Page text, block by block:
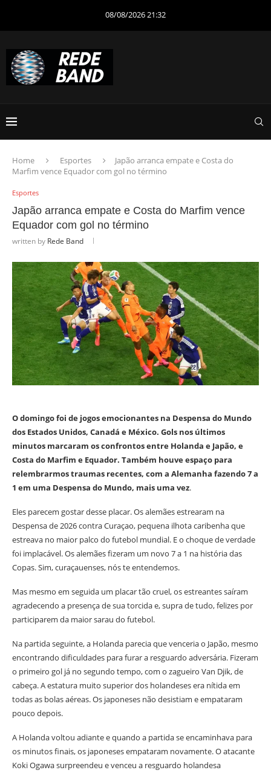
08/08/2026 21:32
Home Esportes
Japão arranca empate e Costa do
Marfim vence Equador com gol no término
Esportes
Japão arranca empate e Costa do Marfim vence
Equador com gol no término
written by Rede Band
O domingo foi de jogos emocionantes na Despensa do Mundo
dos Estados Unidos, Canadá e México. Gols nos últimos
minutos marcaram os confrontos entre Holanda e Japão, e
Costa do Marfim e Equador. Também houve espaço para
relembrarmos traumas recentes, com a Alemanha fazendo 7 a
1 em uma Despensa do Mundo, mais uma vez.
Eles parecem gostar desse placar. Os alemães estrearam na
Despensa de 2026 contra Curaçao, pequena ilhota caribenha que
estreava no maior palco do futebol mundial. E o choque de verdade
foi implacável. Os alemães fizeram um novo 7 a 1 na história das
Copas. Sim, curaçauenses, nós te entendemos.
Mas mesmo em seguida um placar tão cruel, os estreantes saíram
agradecendo a presença de sua torcida e, supra de tudo, felizes por
participarem da maior sarau do futebol.
Na partida seguinte, a Holanda parecia que venceria o Japão, mesmo
encontrando dificuldades para furar a resguardo adversária. Fizeram
o primeiro gol já no segundo tempo, com o zagueiro Van Djik, de
cabeça. A estatura muito superior dos holandeses era nítida em
todas as bolas aéreas. Os japoneses não desistiam e empataram
pouco depois.
A Holanda voltou adiante e quando a partida se encaminhava para
os minutos finais, os japoneses empataram novamente. O atacante
Koki Ogawa surpreendeu e venceu a resguardo holandesa